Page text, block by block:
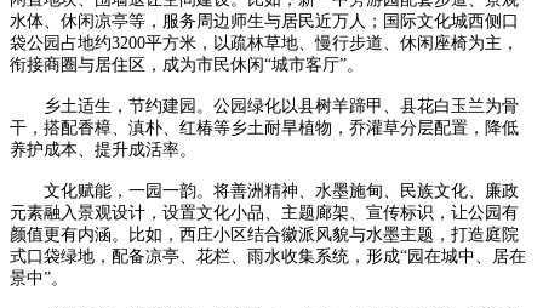
水体、休闲凉亭等，服务周边师生与居民近万人；国际文化城西侧口
袋公园占地约3200平方米，以疏林草地、慢行步道、休闲座椅为主，
衔接商圈与居住区，成为市民休闲“城市客厅”。
乡土适生，节约建园。公园绿化以县树羊蹄甲、县花白玉兰为骨
干，搭配香樟、滇朴、红椿等乡土耐旱植物，乔灌草分层配置，降低
养护成本、提升成活率。
文化赋能，一园一韵。将善洲精神、水墨施甸、民族文化、廉政
元素融入景观设计，设置文化小品、主题廊架、宣传标识，让公园有
颜值更有内涵。比如，西庄小区结合徽派风貌与水墨主题，打造庭院
式口袋绿地，配备凉亭、花栏、雨水收集系统，形成“园在城中、居在
景中”。